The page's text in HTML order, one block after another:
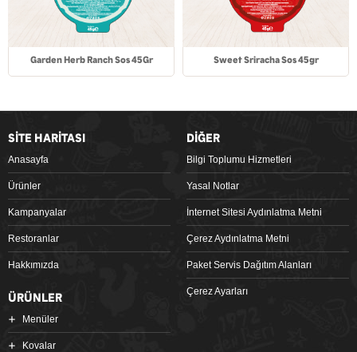
Garden Herb Ranch Sos 45Gr Sweet Sriracha Sos 45gr
SİTE HARİTASI
Anasayfa
Ürünler
Kampanyalar
Restoranlar
Hakkımızda
DİĞER
Bilgi Toplumu Hizmetleri
Yasal Notlar
İnternet Sitesi Aydınlatma Metni
Çerez Aydınlatma Metni
Paket Servis Dağıtım Alanları
Çerez Ayarları
ÜRÜNLER
Menüler
Kovalar